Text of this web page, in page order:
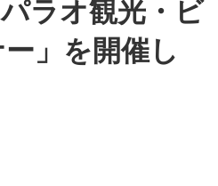
ラオ観光・ビ
」を開催し